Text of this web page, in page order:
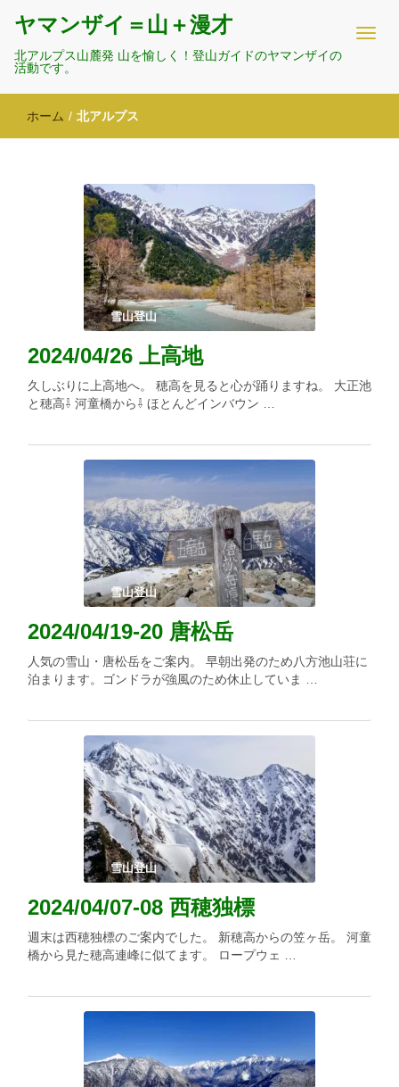
ヤマンザイ＝山＋漫才
北アルプス山麓発 山を愉しく！登山ガイドのヤマンザイの
活動です。
ホーム / 北アルプス
雪山登山
2024/04/26 上高地
久しぶりに上高地へ。 穂高を見ると心が踊りますね。 大正池
と穂高⇩ 河童橋から⇩ ほとんどインバウン …
雪山登山
2024/04/19-20 唐松岳
人気の雪山・唐松岳をご案内。 早朝出発のため八方池山荘に
泊まります。ゴンドラが強風のため休止していま …
雪山登山
2024/04/07-08 西穂独標
週末は西穂独標のご案内でした。 新穂高からの笠ヶ岳。 河童
橋から見た穂高連峰に似てます。 ロープウェ …